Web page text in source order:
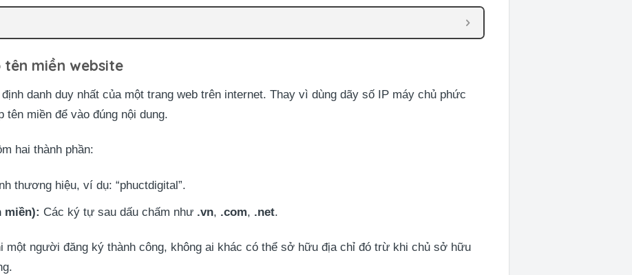
tên miền website
định danh duy nhất của một trang web trên internet. Thay vì dùng dãy số IP máy chủ phức
miền để vào đúng nội dung.
hai thành phần:
thương hiệu, ví dụ: “phuctdigital”.
miền): Các ký tự sau dấu chấm như .vn, .com, .net.
một người đăng ký thành công, không ai khác có thể sở hữu địa chỉ đó trừ khi chủ sở hữu